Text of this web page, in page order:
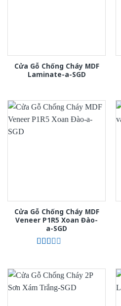
Cửa Gỗ Chống Cháy MDF
Laminate-a-SGD
Cửa Gỗ Chống Cháy MDF
Veneer P1R5 Xoan Đào-
a-SGD
hạng
2.00
5
sao